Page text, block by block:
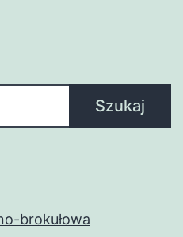
Szukaj
brokułowa